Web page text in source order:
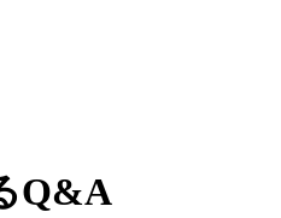
Q&A